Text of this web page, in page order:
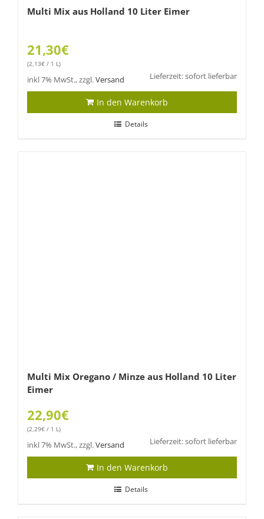
Multi Mix aus Holland 10 Liter Eimer
21,30€
(2,13€ / 1 L)
inkl 7% MwSt., zzgl.Versand Lieferzeit: sofort lieferbar
In den Warenkorb
Details
Multi Mix Oregano / Minze aus Holland 10 Liter
Eimer
22,90€
(2,29€ / 1 L)
inkl 7% MwSt., zzgl.Versand Lieferzeit: sofort lieferbar
In den Warenkorb
Details